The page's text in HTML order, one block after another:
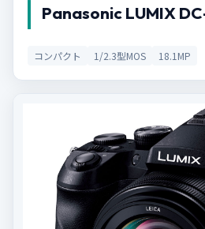
Panasonic LUMIX
コンパクト 1/2.3型MOS 18.1MP